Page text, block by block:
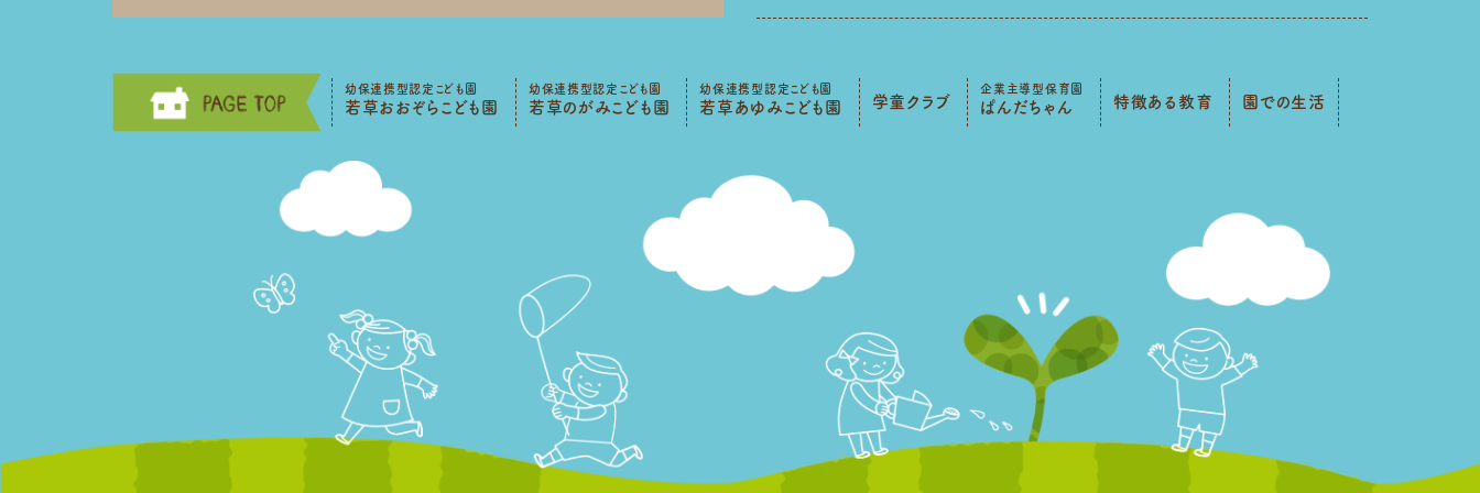
幼保連携型認定こども園
若草おおぞらこども園
幼保連携型認定こども園
若草のがみこども園
幼保連携型認定こども園
若草あゆみこども園 学童クラブ
企業主導型保育園
ぱんだちゃん 特徴ある教育 園での生活